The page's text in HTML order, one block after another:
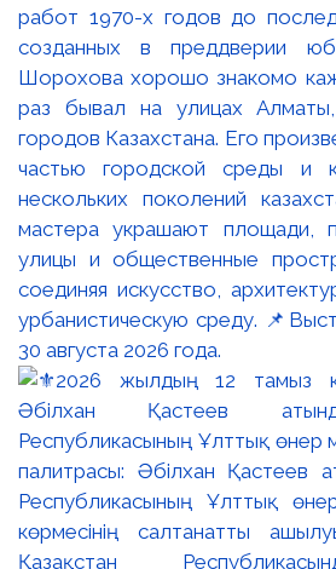
работ 1970-х годов до
созданных в преддверии
Шорохова хорошо знакомо
раз бывал на улицах
городов Казахстана. Его
частью городской среды и
нескольких поколений
мастера украшают площади,
улицы и общественные
соединяя искусство,
урбанистическую среду.
30 августа 2026 года.